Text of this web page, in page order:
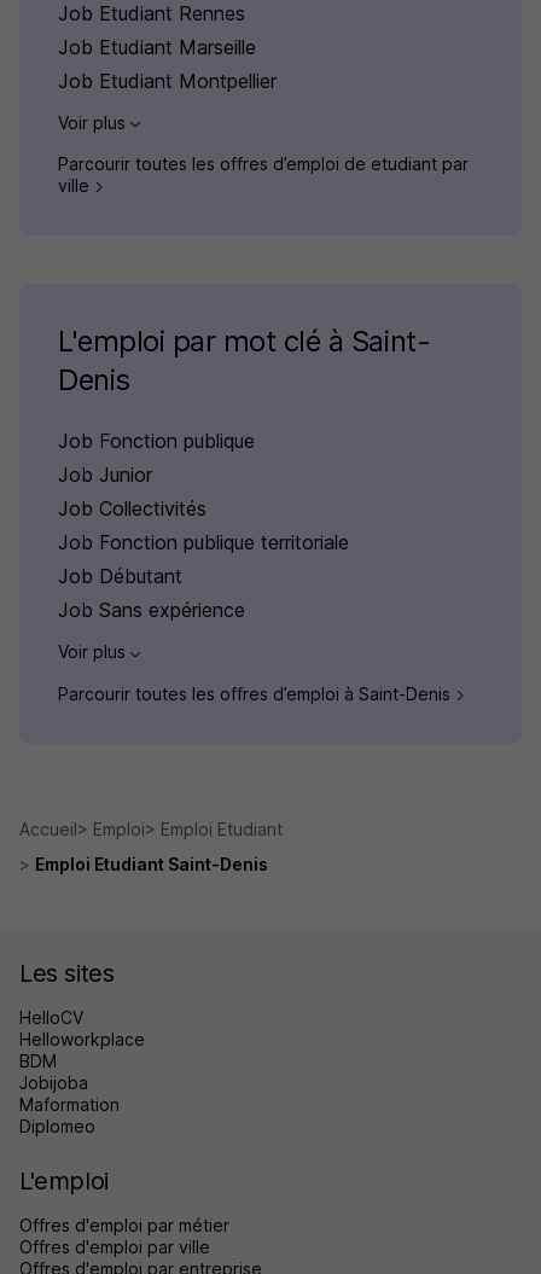
Job Etudiant Rennes
Job Etudiant Marseille
Job Etudiant Montpellier
Voir plus
Parcourir toutes les offres d’emploi de etudiant par
ville
L'emploi par mot clé à Saint-
Denis
Job Fonction publique
Job Junior
Job Collectivités
Job Fonction publique territoriale
Job Débutant
Job Sans expérience
Voir plus
Parcourir toutes les offres d’emploi à Saint-Denis
Accueil Emploi
Emploi Etudiant
Emploi Etudiant Saint-Denis
Les sites
HelloCV
Helloworkplace
BDM
Jobijoba
Maformation
Diplomeo
L'emploi
Offres d'emploi par métier
Offres d'emploi par ville
Offres d'emploi par entreprise